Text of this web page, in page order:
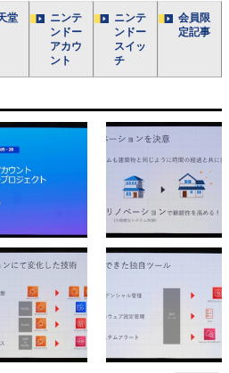
堂
ニンテ
ンドー
アカウ
ント
ニンテ
ンドー
スイッ
チ
会員限
定記事